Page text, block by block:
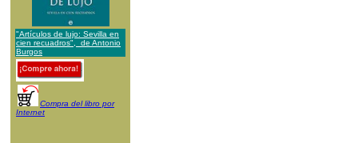
"Artículos de lujo: Sevilla en
cien recuadros", de Antonio
Burgos
Compra del libro por
Internet